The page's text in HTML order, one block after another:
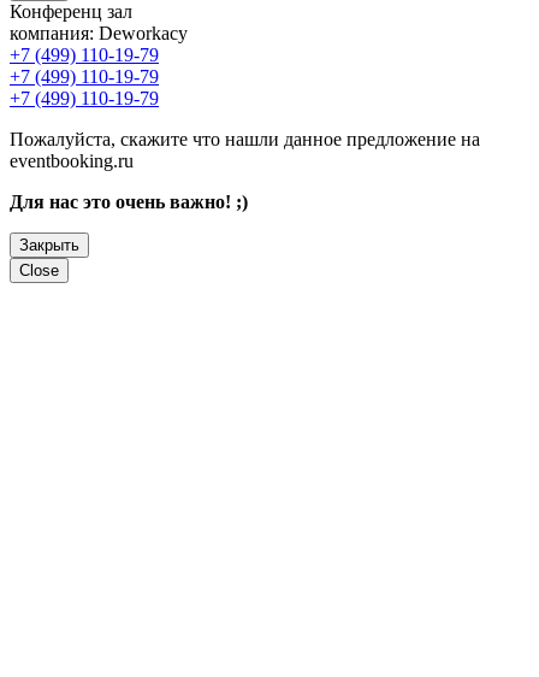
Конференц зал
компания: Deworkacy
+7 (499) 110-19-79
+7 (499) 110-19-79
+7 (499) 110-19-79
Пожалуйста, скажите что нашли данное предложение на
eventbooking.ru
Для нас это очень важно! ;)
Закрыть
Close